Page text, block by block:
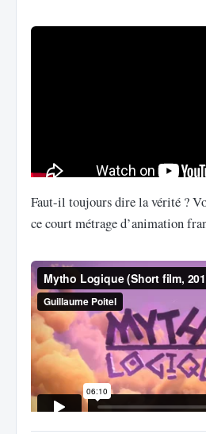
Faut-il toujours dire la vérité ?
ce court métrage d’animation